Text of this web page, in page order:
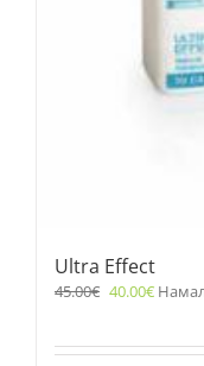
Ultra Effect
45.00€ 40.00€